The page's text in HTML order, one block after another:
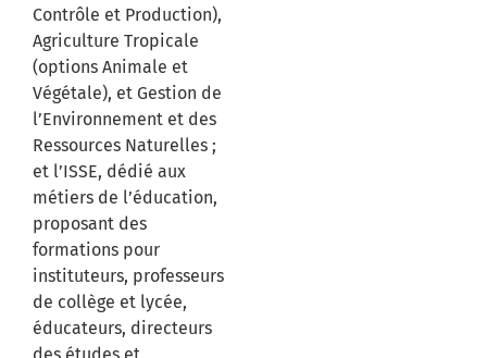
Contrôle et Production),
Agriculture Tropicale
(options Animale et
Végétale), et Gestion de
l’Environnement et des
Ressources Naturelles ;
et l’ISSE, dédié aux
métiers de l’éducation,
proposant des
formations pour
instituteurs, professeurs
de collège et lycée,
éducateurs, directeurs